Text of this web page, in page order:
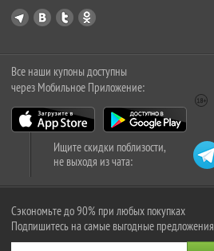
Все наши купоны доступны
через Мобильное Приложение:
Ищите скидки поблизости,
не выходя из чата:
Сэкономьте до 90% при любых покупках
Подпишитесь на самые выгодные предложения